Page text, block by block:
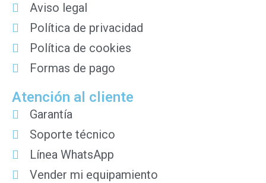
Aviso legal
Política de privacidad
Política de cookies
Formas de pago
Atención al cliente
Garantía
Soporte técnico
Línea WhatsApp
Vender mi equipamiento